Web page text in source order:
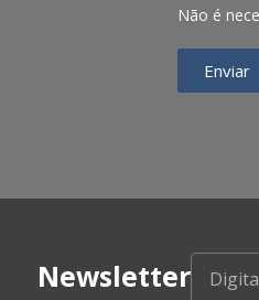
Não é
Enviar
Newsletter